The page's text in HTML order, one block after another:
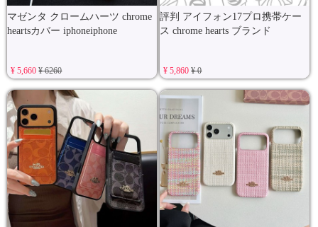
マゼンタ クロームハーツ chrome
heartsカバー iphoneiphone
¥ 5,660¥ 6260
評判 アイフォン17プロ携帯ケー
ス chrome hearts ブランド
¥ 5,860¥ 0